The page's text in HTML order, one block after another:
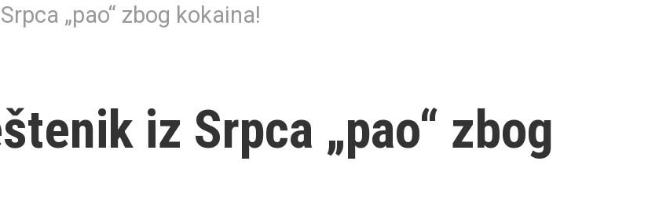
„pao“ zbog kokaina!
iz Srpca „pao“ zbog